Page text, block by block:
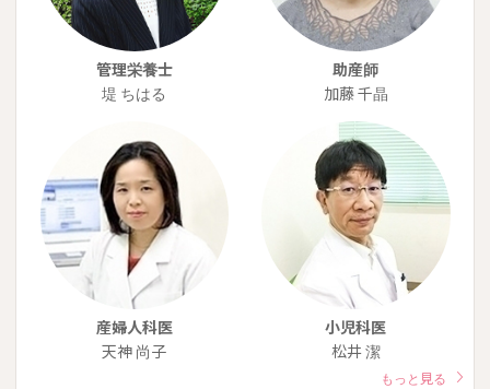
管理栄養士
堤 ちはる
助産師
加藤 千晶
産婦人科医
天神 尚子
小児科医
松井 潔
もっと見る